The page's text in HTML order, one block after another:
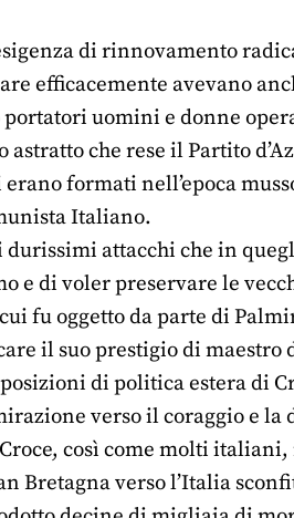
di rinnovamento
efficacemente avevano
uomini e donne
che rese il Partito
formati nell’epoca
Italiano.
attacchi che in
e di voler preservare le
fu oggetto da parte di
il suo prestigio di
di politica estera di
verso il coraggio e
così come molti
Bretagna verso l’Italia